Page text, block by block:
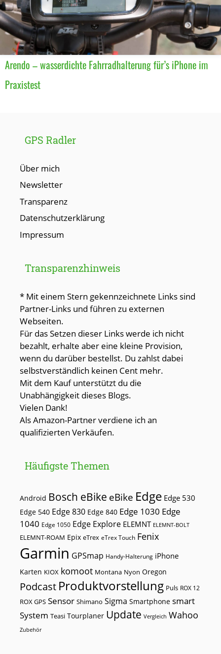
Arendo – wasserdichte Fahrradhalterung für’s iPhone im
Praxistest
GPS Radler
Über mich
Newsletter
Transparenz
Datenschutzerklärung
Impressum
Transparenzhinweis
* Mit einem Stern gekennzeichnete Links sind
Partner-Links und führen zu externen
Webseiten.
Für das Setzen dieser Links werde ich nicht
bezahlt, erhalte aber eine kleine Provision,
wenn du darüber bestellst. Du zahlst dabei
selbstverständlich keinen Cent mehr.
Mit dem Kauf unterstützt du die
Unabhängigkeit dieses Blogs.
Vielen Dank!
Als Amazon-Partner verdiene ich an
qualifizierten Verkäufen.
Häufigste Themen
Android Bosch eBike eBike Edge Edge 530
Edge 540 Edge 830 Edge 840 Edge 1030 Edge
1040 Edge 1050 Edge Explore ELEMNT ELEMNT-BOLT
ELEMNT-ROAM Epix eTrex eTrex Touch Fenix
Garmin GPSmap Handy-Halterung iPhone
Karten KIOX komoot Montana Nyon Oregon
Podcast Produktvorstellung Puls ROX 12
ROX GPS Sensor Shimano Sigma Smartphone smart
System Teasi Tourplaner Update Vergleich Wahoo
Zubehör